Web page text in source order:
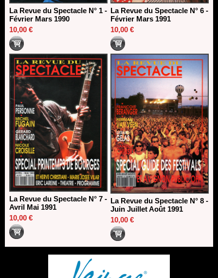
La Revue du Spectacle N° 1 -
Février Mars 1990
10,00 €
La Revue du Spectacle N° 6 -
Février Mars 1991
10,00 €
La Revue du Spectacle N° 7 -
Avril Mai 1991
10,00 €
La Revue du Spectacle N° 8 -
Juin Juillet Août 1991
10,00 €